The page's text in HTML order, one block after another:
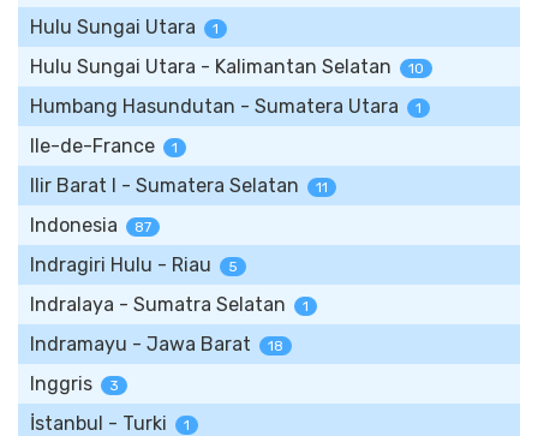
Hulu Sungai Utara 1
Hulu Sungai Utara - Kalimantan Selatan 10
Humbang Hasundutan - Sumatera Utara 1
Ile-de-France 1
Ilir Barat I - Sumatera Selatan 11
Indonesia 87
Indragiri Hulu - Riau 5
Indralaya - Sumatra Selatan 1
Indramayu - Jawa Barat 18
Inggris 3
İstanbul - Turki 1